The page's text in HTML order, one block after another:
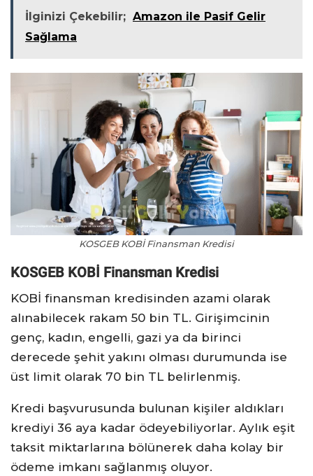
İlginizi Çekebilir; Amazon ile Pasif Gelir
Sağlama
KOSGEB KOBİ Finansman Kredisi
KOSGEB KOBİ Finansman Kredisi
KOBİ finansman kredisinden azami olarak
alınabilecek rakam 50 bin TL. Girişimcinin
genç, kadın, engelli, gazi ya da birinci
derecede şehit yakını olması durumunda ise
üst limit olarak 70 bin TL belirlenmiş.
Kredi başvurusunda bulunan kişiler aldıkları
krediyi 36 aya kadar ödeyebiliyorlar. Aylık eşit
taksit miktarlarına bölünerek daha kolay bir
ödeme imkanı sağlanmış oluyor.